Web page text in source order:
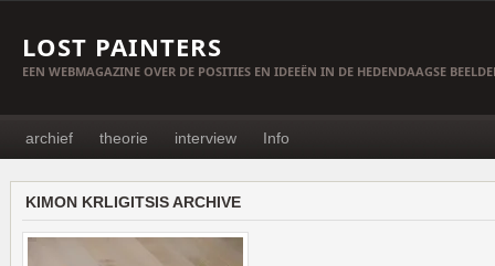
LOST PAINTERS
EEN WEBMAGAZINE OVER DE POSITIES EN IDEEËN IN DE HEDENDAAGSE
archief theorie interview Info
KIMON KRLIGITSIS ARCHIVE